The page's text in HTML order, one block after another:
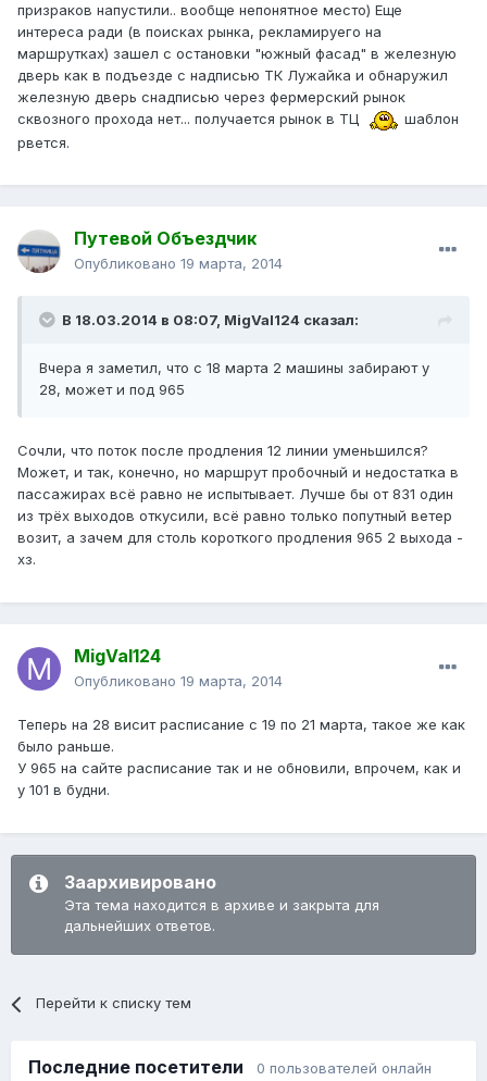
призраков напустили.. вообще непонятное место) Еще
интереса ради (в поисках рынка, рекламируего на
маршрутках) зашел с остановки "южный фасад" в железную
дверь как в подъезде с надписью ТК Лужайка и обнаружил
железную дверь снадписью через фермерский рынок
сквозного прохода нет... получается рынок в ТЦ
шаблон
рвется.
Путевой Объездчик
Опубликовано 19 марта, 2014
В 18.03.2014 в 08:07, MigVal124 сказал:
Вчера я заметил, что с 18 марта 2 машины забирают у
28, может и под 965
Сочли, что поток после продления 12 линии уменьшился?
Может, и так, конечно, но маршрут пробочный и недостатка в
пассажирах всё равно не испытывает. Лучше бы от 831 один
из трёх выходов откусили, всё равно только попутный ветер
возит, а зачем для столь короткого продления 965 2 выхода -
хз.
MigVal124
Опубликовано 19 марта, 2014
Теперь на 28 висит расписание с 19 по 21 марта, такое же как
было раньше.
У 965 на сайте расписание так и не обновили, впрочем, как и
у 101 в будни.
Заархивировано
Эта тема находится в архиве и закрыта для
дальнейших ответов.
Перейти к списку тем
Последние посетители 0 пользователей онлайн